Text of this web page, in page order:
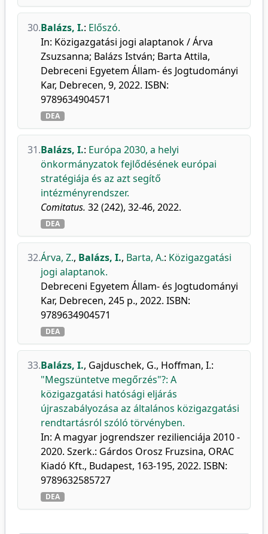
30.Balázs, I.: Előszó.
In: Közigazgatási jogi alaptanok / Árva
Zsuzsanna; Balázs István; Barta Attila,
Debreceni Egyetem Állam- és Jogtudományi
Kar, Debrecen, 9, 2022. ISBN:
9789634904571
DEA
31.Balázs, I.: Európa 2030, a helyi
önkormányzatok fejlődésének európai
stratégiája és az azt segítő
intézményrendszer.
Comitatus. 32 (242), 32-46, 2022.
DEA
32.Árva, Z., Balázs, I., Barta, A.: Közigazgatási
jogi alaptanok.
Debreceni Egyetem Állam- és Jogtudományi
Kar, Debrecen, 245 p., 2022. ISBN:
9789634904571
DEA
33.Balázs, I., Gajduschek, G., Hoffman, I.:
"Megszüntetve megőrzés"?: A
közigazgatási hatósági eljárás
újraszabályozása az általános közigazgatási
rendtartásról szóló törvényben.
In: A magyar jogrendszer rezilienciája 2010 -
2020. Szerk.: Gárdos Orosz Fruzsina, ORAC
Kiadó Kft., Budapest, 163-195, 2022. ISBN:
9789632585727
DEA